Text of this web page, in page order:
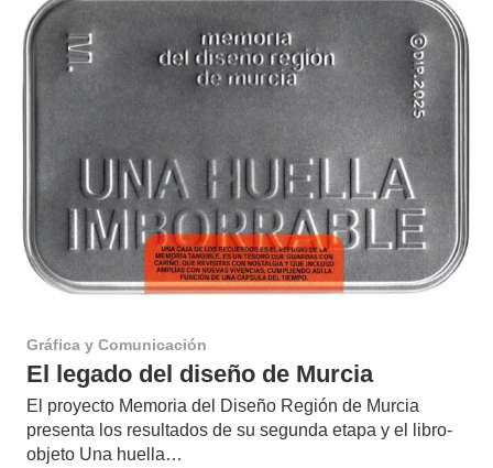
Gráfica y Comunicación
El legado del diseño de Murcia
El proyecto Memoria del Diseño Región de Murcia
presenta los resultados de su segunda etapa y el libro-
objeto Una huella…